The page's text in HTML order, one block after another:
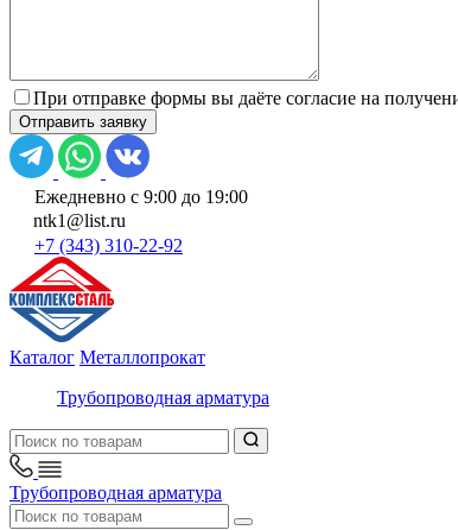
При отправке формы вы даёте согласие на
Ежедневно с 9:00 до 19:00
ntk1@list.ru
+7 (343) 310-22-92
Каталог Металлопрокат
Трубопроводная арматура
Трубопроводная арматура